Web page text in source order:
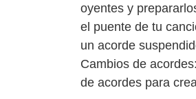
oyentes y
el puente de tu
un acorde
Cambios de
de acordes para